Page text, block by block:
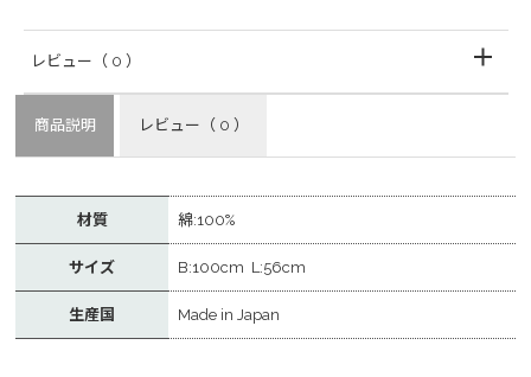
レビュー （ 0 ）
商品説明 レビュー （ 0 ）
材質 綿:100%
サイズ B:100cm L:56cm
生産国 Made in Japan